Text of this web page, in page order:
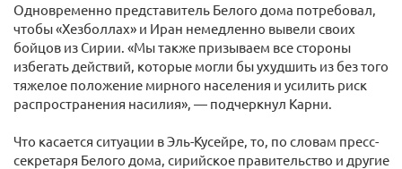
Одновременно представитель Белого дома потребовал,
чтобы «Хезболлах» и Иран немедленно вывели своих
бойцов из Сирии. «Мы также призываем все стороны
избегать действий, которые могли бы ухудшить из без того
тяжелое положение мирного населения и усилить риск
распространения насилия», — подчеркнул Карни.
Что касается ситуации в Эль-Кусейре, то, по словам пресс-
секретаря Белого дома, сирийское правительство и другие